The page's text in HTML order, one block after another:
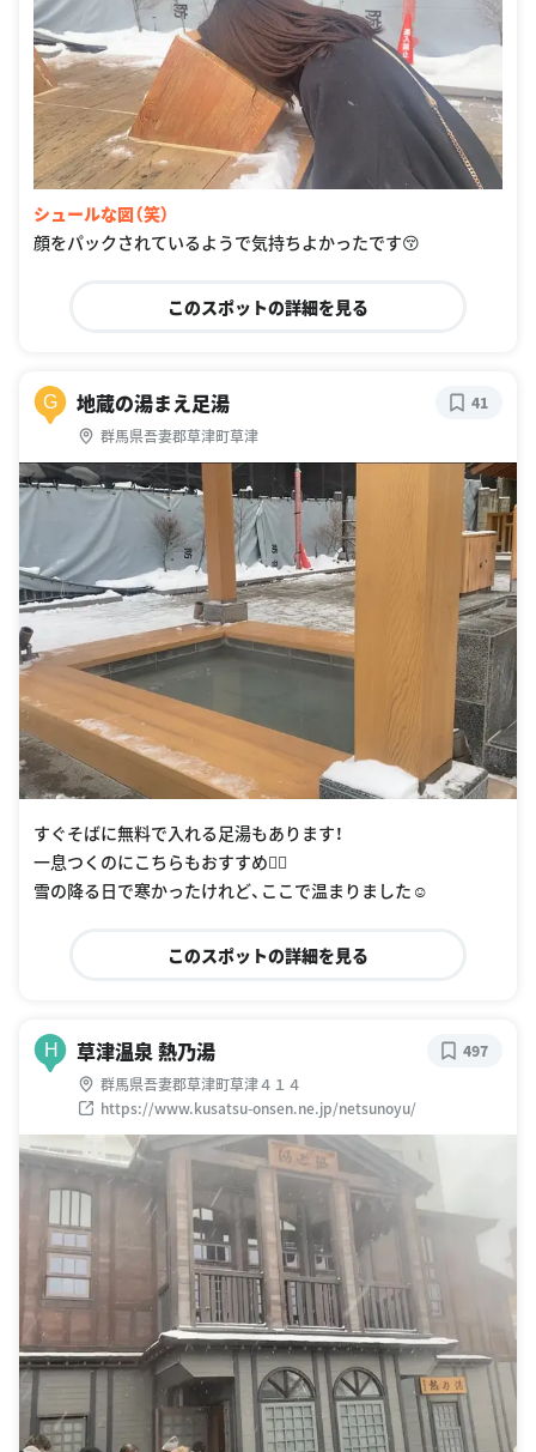
シュールな図（笑）
顔をパックされているようで気持ちよかったです😚
このスポットの詳細を見る
G 地蔵の湯まえ足湯
群馬県吾妻郡草津町草津
41
すぐそばに無料で入れる足湯もあります！
一息つくのにこちらもおすすめ💁‍♀️
雪の降る日で寒かったけれど、ここで温まりました☺️
このスポットの詳細を見る
H 草津温泉 熱乃湯
群馬県吾妻郡草津町草津４１４
https://www.kusatsu-onsen.ne.jp/netsunoyu/
497